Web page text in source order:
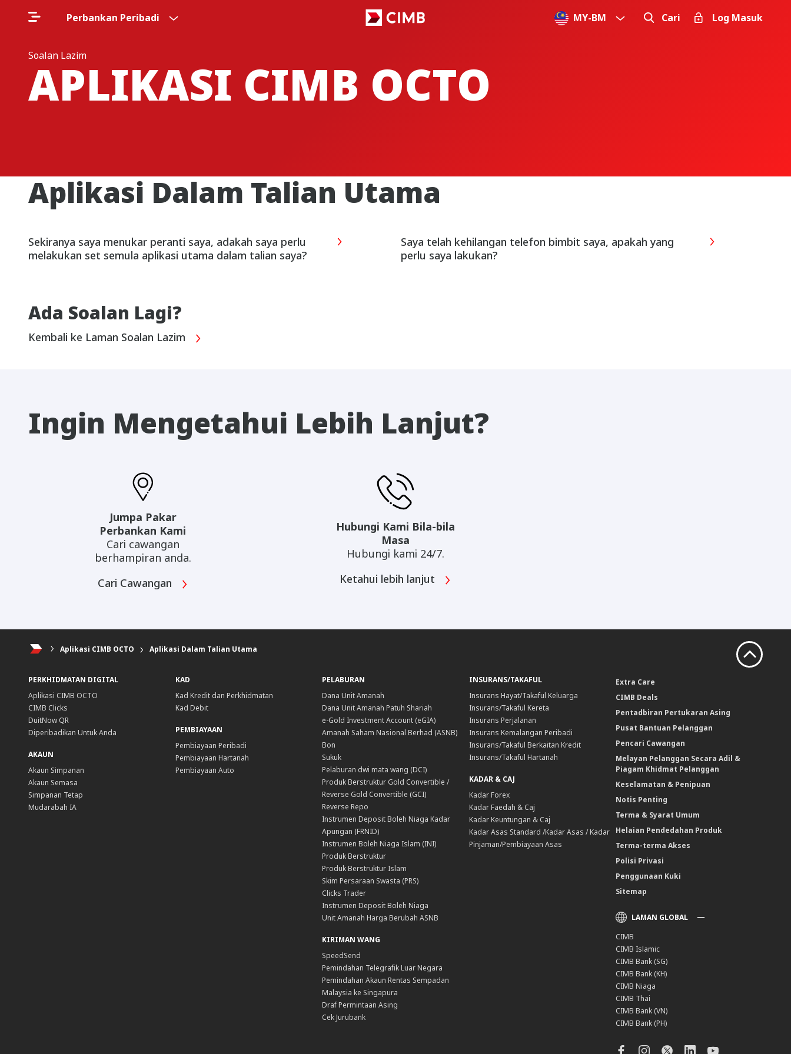
Perbankan Peribadi MY-BM Cari Log Masuk
Soalan Lazim
APLIKASI CIMB OCTO
Aplikasi Dalam Talian Utama
Sekiranya saya menukar peranti saya, adakah saya perlu
melakukan set semula aplikasi utama dalam talian saya?
Saya telah kehilangan telefon bimbit saya, apakah yang
perlu saya lakukan?
Ada Soalan Lagi?
Kembali ke Laman Soalan Lazim
Ingin Mengetahui Lebih Lanjut?
Jumpa Pakar
Perbankan Kami
Cari cawangan
berhampiran anda.
Cari Cawangan
Hubungi Kami Bila-bila
Masa
Hubungi kami 24/7.
Ketahui lebih lanjut
Aplikasi CIMB OCTO Aplikasi Dalam Talian Utama
PERKHIDMATAN DIGITAL
Aplikasi CIMB OCTO
CIMB Clicks
DuitNow QR
Diperibadikan Untuk Anda
AKAUN
Akaun Simpanan
Akaun Semasa
Simpanan Tetap
Mudarabah IA
KAD
Kad Kredit dan Perkhidmatan
Kad Debit
PEMBIAYAAN
Pembiayaan Peribadi
Pembiayaan Hartanah
Pembiayaan Auto
PELABURAN
Dana Unit Amanah
Dana Unit Amanah Patuh Shariah
e-Gold Investment Account (eGIA)
Amanah Saham Nasional Berhad (ASNB)
Bon
Sukuk
Pelaburan dwi mata wang (DCI)
Produk Berstruktur Gold Convertible /
Reverse Gold Convertible (GCI)
Reverse Repo
Instrumen Deposit Boleh Niaga Kadar
Apungan (FRNID)
Instrumen Boleh Niaga Islam (INI)
Produk Berstruktur
Produk Berstruktur Islam
Skim Persaraan Swasta (PRS)
Clicks Trader
Instrumen Deposit Boleh Niaga
Unit Amanah Harga Berubah ASNB
KIRIMAN WANG
SpeedSend
Pemindahan Telegrafik Luar Negara
Pemindahan Akaun Rentas Sempadan
Malaysia ke Singapura
Draf Permintaan Asing
Cek Jurubank
INSURANS/TAKAFUL
Insurans Hayat/Takaful Keluarga
Insurans/Takaful Kereta
Insurans Perjalanan
Insurans Kemalangan Peribadi
Insurans/Takaful Berkaitan Kredit
Insurans/Takaful Hartanah
KADAR & CAJ
Kadar Forex
Kadar Faedah & Caj
Kadar Keuntungan & Caj
Kadar Asas Standard /Kadar Asas / Kadar
Pinjaman/Pembiayaan Asas
Extra Care
CIMB Deals
Pentadbiran Pertukaran Asing
Pusat Bantuan Pelanggan
Pencari Cawangan
Melayan Pelanggan Secara Adil &
Piagam Khidmat Pelanggan
Keselamatan & Penipuan
Notis Penting
Terma & Syarat Umum
Helaian Pendedahan Produk
Terma-terma Akses
Polisi Privasi
Penggunaan Kuki
Sitemap
LAMAN GLOBAL
CIMB
CIMB Islamic
CIMB Bank (SG)
CIMB Bank (KH)
CIMB Niaga
CIMB Thai
CIMB Bank (VN)
CIMB Bank (PH)